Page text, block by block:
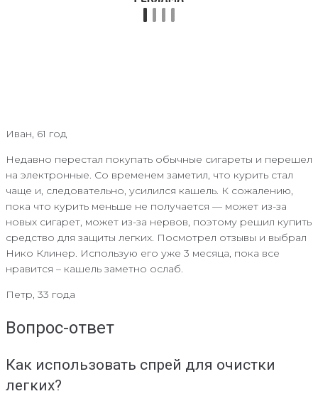
Иван, 61 год
Недавно перестал покупать обычные сигареты и перешел
на электронные. Со временем заметил, что курить стал
чаще и, следовательно, усилился кашель. К сожалению,
пока что курить меньше не получается — может из-за
новых сигарет, может из-за нервов, поэтому решил купить
средство для защиты легких. Посмотрел отзывы и выбрал
Нико Клинер. Использую его уже 3 месяца, пока все
нравится – кашель заметно ослаб.
Петр, 33 года
Вопрос-ответ
Как использовать спрей для очистки
легких?